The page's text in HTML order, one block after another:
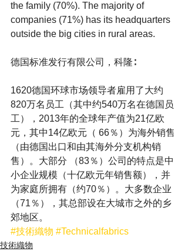
the family (70%). The majority of
companies (71%) has its headquarters
outside the big cities in rural areas.
德国标准发行有限公司，科隆∶
1620德国环球市场领导者雇用了大约
820万名员工（其中约540万名在德国员
工），2013年的全球年产值为21亿欧
元，其中14亿欧元（ 66％）为海外销售
（由德国出口和由其海外分支机构销
售）。大部分 （83％）公司的特点是中
小企业规模（十亿欧元年销售额），并
为家庭所拥有（约70％）。大多数企业
（71％），其总部设在大城市之外的乡
郊地区。
#技術織物 #Technicalfabrics
技術織物